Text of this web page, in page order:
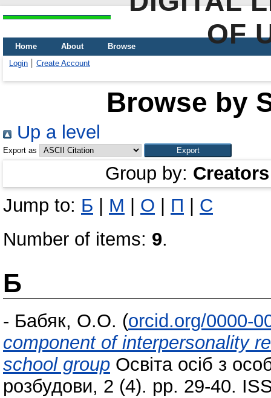
OF
Home About
Browse
Login
Create Account
Browse by
Up a level
Export as
Group by: Creators
Jump to: Б М О П
С
Number of items: 9.
Б
- Бабяк, О.О. (orcid.org/0000-
component of interpersonality
school group Освіта осіб з
розбудови, 2 (4). pp. 29-40.